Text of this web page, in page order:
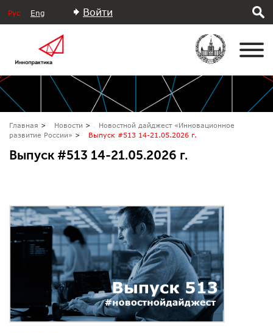
Рус Eng Войти
Главная Новости
Новостной дайджест «Инновационное
развитие России»
Выпуск #513 14-21.05.2026 г.
Выпуск #513 14-21.05.2026 г.